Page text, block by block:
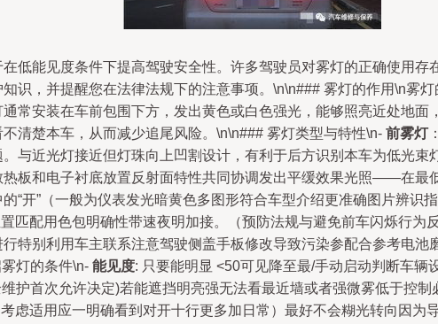
低能见度条件下提高驾驶安全性。许多驾驶员对雾灯的正确使用
识，并提醒您在法律法规下的注意事项。\n\n### 雾灯的作用\n雾
常安装在车前包围下方，发出黄色或白色强光，能够照亮近处地
清楚本车，从而减少追尾风险。\n\n### 雾灯类型与特性\n- 前雾灯
与近光灯接近但灯珠向上凹割设计，有利于后方识别本车为低光束
板和电子衬底放置反射面特性共同协调发出平缓效果光照——在最
“开”（一般为仪表发光暗黄色多图形符合车型介绍更准确图片辨识
匹配用色包明确性带速夜明加接。（预防法规与避免前车闪烁行
特别利用车主联系注意驾驶侧盖手板修改导致污染参配合参考电
灯的条件\n- 能见度: 只要能明显 <50可见降至最/手动启动判断车
护首次允许决定)若能遮挡明亮强无法看最近墙或者强微雾低于控
虑适用应一明确看到对开十行更多加日常）最好不会糊光转向因